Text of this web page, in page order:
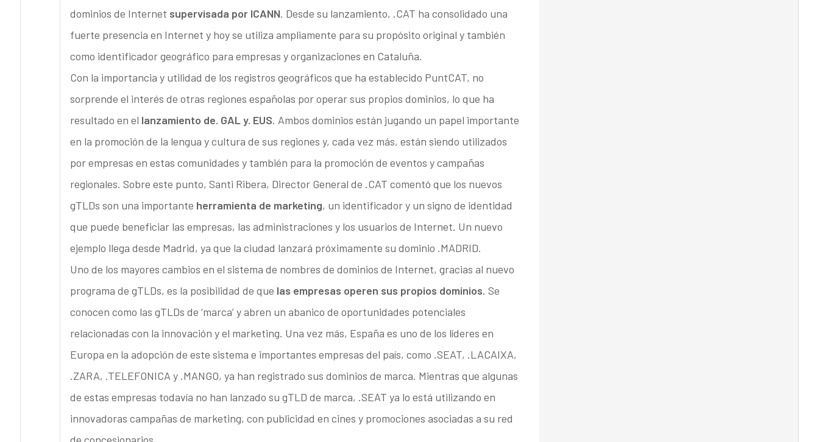
dominios de Internet supervisada por ICANN. Desde su lanzamiento, .CAT ha consolidado una
fuerte presencia en Internet y hoy se utiliza ampliamente para su propósito original y también
como identificador geográfico para empresas y organizaciones en Cataluña.
Con la importancia y utilidad de los registros geográficos que ha establecido PuntCAT, no
sorprende el interés de otras regiones españolas por operar sus propios dominios, lo que ha
resultado en el lanzamiento de. GAL y. EUS. Ambos dominios están jugando un papel importante
en la promoción de la lengua y cultura de sus regiones y, cada vez más, están siendo utilizados
por empresas en estas comunidades y también para la promoción de eventos y campañas
regionales. Sobre este punto, Santi Ribera, Director General de .CAT comentó que los nuevos
gTLDs son una importante herramienta de marketing, un identificador y un signo de identidad
que puede beneficiar las empresas, las administraciones y los usuarios de Internet. Un nuevo
ejemplo llega desde Madrid, ya que la ciudad lanzará próximamente su dominio .MADRID.
Uno de los mayores cambios en el sistema de nombres de dominios de Internet, gracias al nuevo
programa de gTLDs, es la posibilidad de que las empresas operen sus propios dominios. Se
conocen como las gTLDs de ‘marca’ y abren un abanico de oportunidades potenciales
relacionadas con la innovación y el marketing. Una vez más, España es uno de los líderes en
Europa en la adopción de este sistema e importantes empresas del país, como .SEAT, .LACAIXA,
.ZARA, .TELEFONICA y .MANGO, ya han registrado sus dominios de marca. Mientras que algunas
de estas empresas todavía no han lanzado su gTLD de marca, .SEAT ya lo está utilizando en
innovadoras campañas de marketing, con publicidad en cines y promociones asociadas a su red